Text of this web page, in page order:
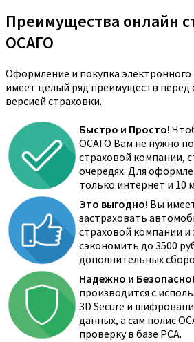
Преимущества онлайн
ОСАГО
Оформление и покупка
имеет целый ряд преимуществ
версией страховки.
Быстро и Просто!
ОСАГО Вам не нужно
страховой компании,
очередях. Для
только интернет и 10
Это выгодно! Вы
застраховать
страховой компании и
сэкономить до 3500
дополнительных
Надежно и Безопасно!
производится с
3D Secure и
данных, а сам полис
проверку в базе РСА.